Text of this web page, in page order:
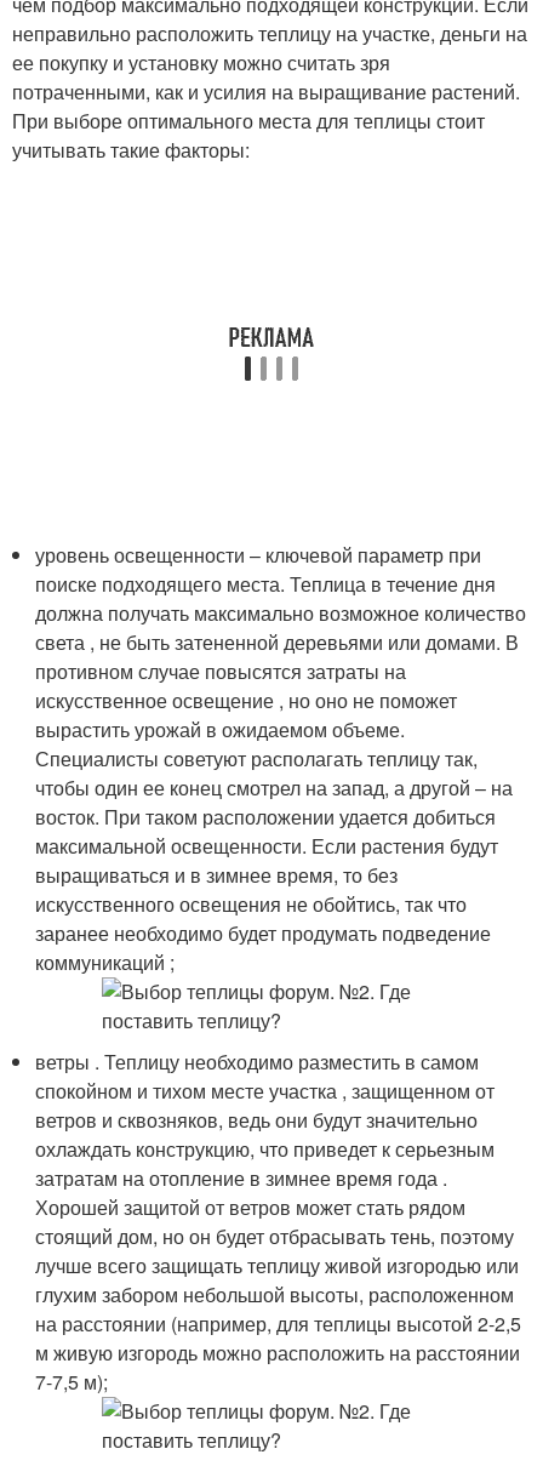
неправильно расположить теплицу на участке, деньги на
ее покупку и установку можно считать зря
потраченными, как и усилия на выращивание растений.
При выборе оптимального места для теплицы стоит
учитывать такие факторы:
уровень освещенности – ключевой параметр при
поиске подходящего места. Теплица в течение дня
должна получать максимально возможное количество
света , не быть затененной деревьями или домами. В
противном случае повысятся затраты на
искусственное освещение , но оно не поможет
вырастить урожай в ожидаемом объеме.
Специалисты советуют располагать теплицу так,
чтобы один ее конец смотрел на запад, а другой – на
восток. При таком расположении удается добиться
максимальной освещенности. Если растения будут
выращиваться и в зимнее время, то без
искусственного освещения не обойтись, так что
заранее необходимо будет продумать подведение
коммуникаций ;
ветры . Теплицу необходимо разместить в самом
спокойном и тихом месте участка , защищенном от
ветров и сквозняков, ведь они будут значительно
охлаждать конструкцию, что приведет к серьезным
затратам на отопление в зимнее время года .
Хорошей защитой от ветров может стать рядом
стоящий дом, но он будет отбрасывать тень, поэтому
лучше всего защищать теплицу живой изгородью или
глухим забором небольшой высоты, расположенном
на расстоянии (например, для теплицы высотой 2-2,5
м живую изгородь можно расположить на расстоянии
7-7,5 м);